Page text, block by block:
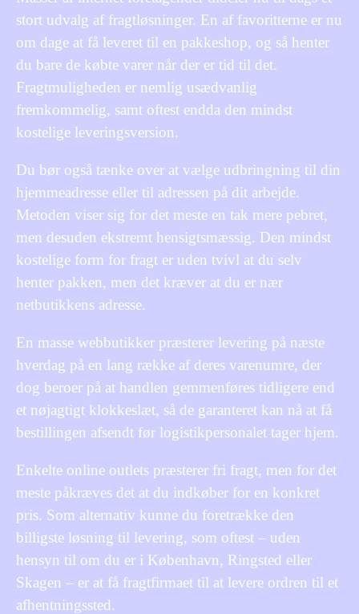
stort udvalg af fragtløsninger. En af favoritterne er nu
om dage at få leveret til en pakkeshop, og så henter
du bare de købte varer når der er tid til det.
Fragtmuligheden er nemlig usædvanlig
fremkommelig, samt oftest endda den mindst
kostelige leveringsversion.
Du bør også tænke over at vælge udbringning til din
hjemmeadresse eller til adressen på dit arbejde.
Metoden viser sig for det meste en tak mere pebret,
men desuden ekstremt hensigtsmæssig. Den mindst
kostelige form for fragt er uden tvivl at du selv
henter pakken, men det kræver at du er nær
netbutikkens adresse.
En masse webbutikker præsterer levering på næste
hverdag på en lang række af deres varenumre, der
dog beroer på at handlen gemmenføres tidligere end
et nøjagtigt klokkeslæt, så de garanteret kan nå at få
bestillingen afsendt før logistikpersonalet tager hjem.
Enkelte online outlets præsterer fri fragt, men for det
meste påkræves det at du indkøber for en konkret
pris. Som alternativ kunne du foretrække den
billigste løsning til levering, som oftest – uden
hensyn til om du er i København, Ringsted eller
Skagen – er at få fragtfirmaet til at levere ordren til et
afhentningssted.